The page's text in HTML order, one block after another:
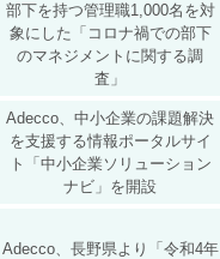
部下を持つ管理職1,000名を対
象にした「コロナ禍での部下
のマネジメントに関する調
査」
Adecco、中小企業の課題解決
を支援する情報ポータルサイ
ト「中小企業ソリューション
ナビ」を開設
Adecco、長野県より「令和4年